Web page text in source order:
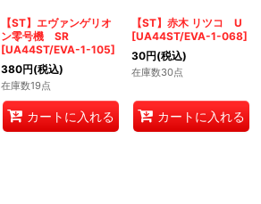
【ST】エヴァンゲリオ
ン零号機 SR
[UA44ST/EVA-1-105]
380円(税込)
在庫数19点
カートに入れる
【ST】赤木 リツコ U
[UA44ST/EVA-1-068]
30円(税込)
在庫数30点
カートに入れる